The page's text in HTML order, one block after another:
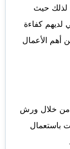
لذلك حيث
كفاءة
أهم الأعمال
من خلال ورش
باستعمال